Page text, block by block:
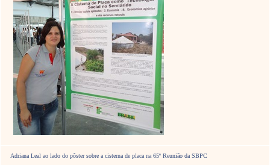
Adriana Leal ao lado do pôster sobre a cisterna de placa na 65ª Reunião da SBPC